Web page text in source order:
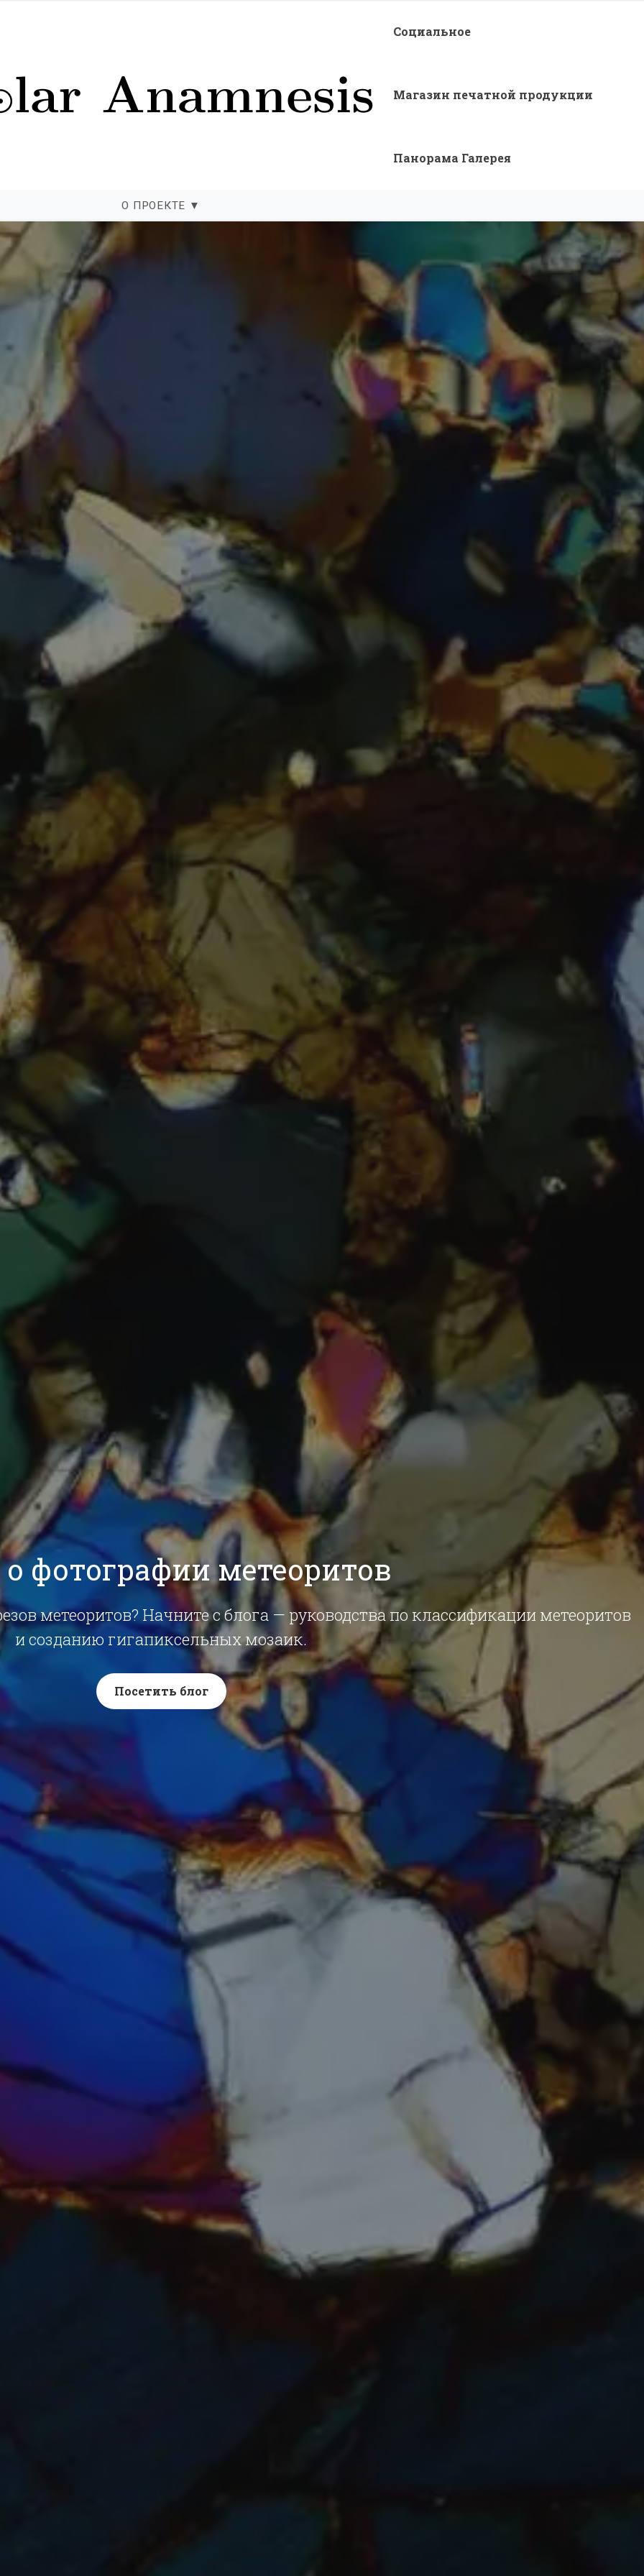
Социальное
Магазин печатной продукции
Панорама Галерея
О ПРОЕКТЕ ▼
галерея тонких срезов метеоритов
фотографии метеоритов
метеоритов? Начните с блога — руководства по классификации метеоритов
и созданию гигапиксельных мозаик.
Посетить блог